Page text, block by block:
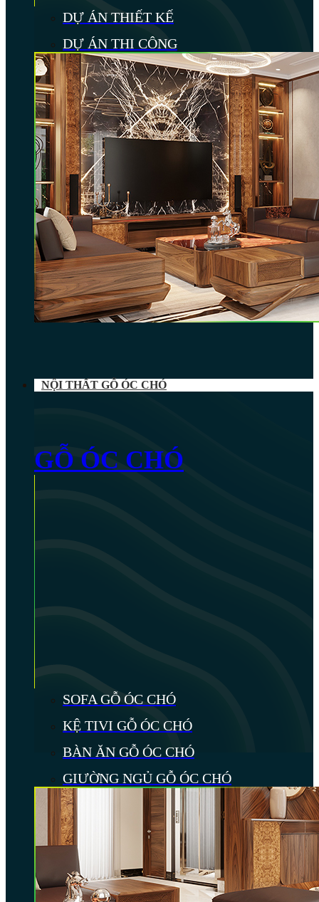
DỰ ÁN THIẾT KẾ
DỰ ÁN THI CÔNG
NỘI THẤT GỖ ÓC CHÓ
GỖ ÓC CHÓ
SOFA GỖ ÓC CHÓ
KỆ TIVI GỖ ÓC CHÓ
BÀN ĂN GỖ ÓC CHÓ
GIƯỜNG NGỦ GỖ ÓC CHÓ